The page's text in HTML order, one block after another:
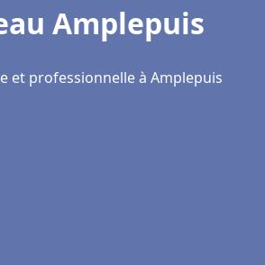
Amplepuis
et professionnelle à Amplepuis